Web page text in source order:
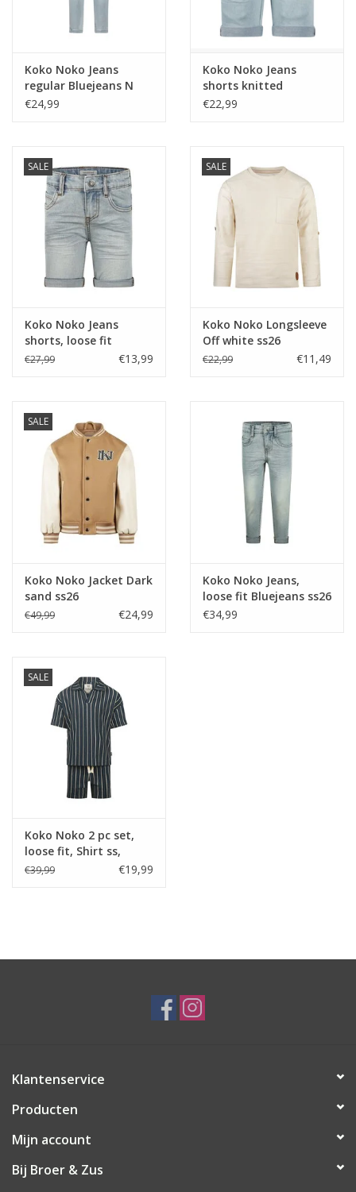
Koko Noko Jeans
regular Bluejeans N
noos
€24,99
Koko Noko Jeans
shorts knitted
Bluejeans N noos
€22,99
SALE
Koko Noko Jeans
shorts, loose fit
Bluejeans ss26
€27,99 €13,99
SALE
Koko Noko Longsleeve
Off white ss26
€22,99 €11,49
SALE
Koko Noko Jacket Dark
sand ss26
€49,99 €24,99
Koko Noko Jeans,
loose fit Bluejeans ss26
-nos
€34,99
SALE
Koko Noko 2 pc set,
loose fit, Shirt ss,
Shorts Navy
€39,99 €19,99
Klantenservice
Producten
Mijn account
Bij Broer & Zus